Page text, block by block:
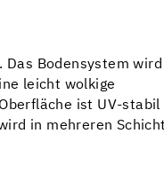
Bodensystem wird
leicht wolkige
ist UV-stabil
in mehreren